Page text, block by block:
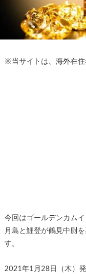
※ 当サイトは、海外在
今回はゴールデンカム
月島と鯉登が鶴見中尉
す。
2021年1月28日（木）